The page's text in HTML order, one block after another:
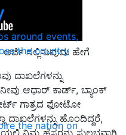
around events,
the country
the nation on
ಸಲ್ಲಿಸುವುದು ಹೇಗೆ
ದಾಖಲೆಗಳನ್ನು
ಆಧಾರ್ ಕಾರ್ಡ್, ಬ್ಯಾಂಕ್
ಗಾತ್ರದ ಫೋಟೋ
ದಾಖಲೆಗಳನ್ನು ಹೊಂದಿದ್ದರೆ,